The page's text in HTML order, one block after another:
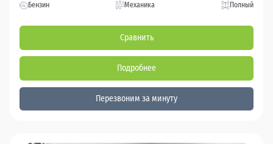
Бензин Механика Полный
Сравнить
Подробнее
Перезвоним за минуту